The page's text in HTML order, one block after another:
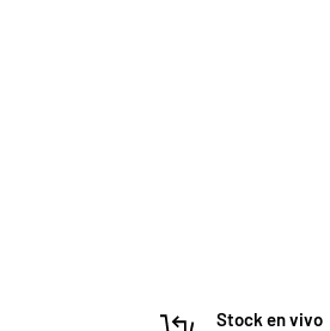
Stock en vivo